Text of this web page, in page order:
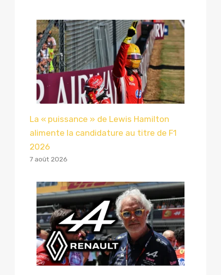
La « puissance » de Lewis Hamilton
alimente la candidature au titre de F1
2026
7 août 2026